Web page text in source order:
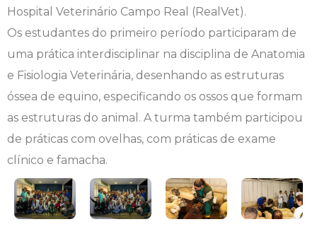
Hospital Veterinário Campo Real (RealVet).
Os estudantes do primeiro período participaram de
uma prática interdisciplinar na disciplina de Anatomia
e Fisiologia Veterinária, desenhando as estruturas
óssea de equino, especificando os ossos que formam
as estruturas do animal. A turma também participou
de práticas com ovelhas, com práticas de exame
clínico e famacha.
Engenharia Agronômica
Engenharia Civil
Engenharia de Software
Engenharia Mecânica
Farmácia
Carteirinha de Estudante
Central de Estágios - TCC
Ensalamento
Manual do Acadêmico
Manual de Formatura
Diploma Digital
Educação em Direitos Humanos
Editais
Infocampo
Intercampo